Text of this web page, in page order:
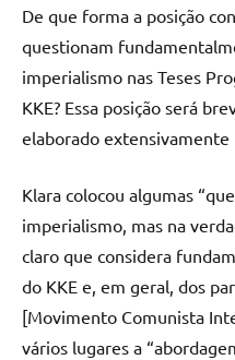
De que forma a posição
questionam
imperialismo nas Teses
KKE? Essa posição será
elaborado extensivamente
Klara colocou algumas
imperialismo, mas na
claro que considera
do KKE e, em geral, dos
[Movimento Comunista
vários lugares a